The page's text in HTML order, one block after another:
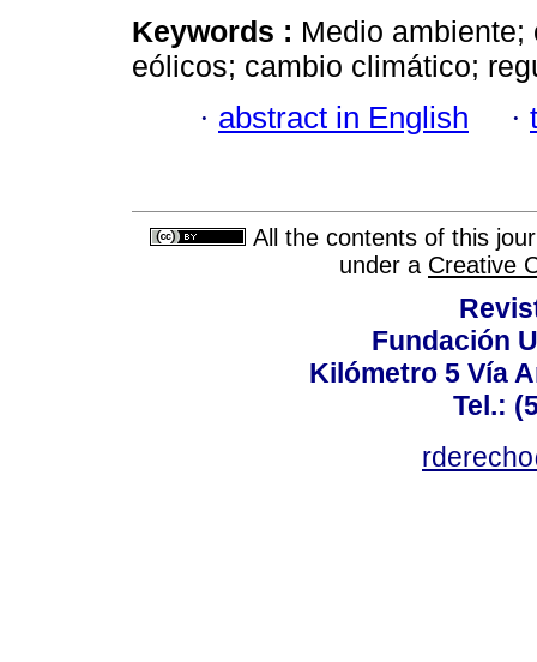
Keywords : Medio
eólicos; cambio climático;
· abstract in English ·
All the contents of this
under a Creative
Fundación
Kilómetro 5 Vía
Tel.: